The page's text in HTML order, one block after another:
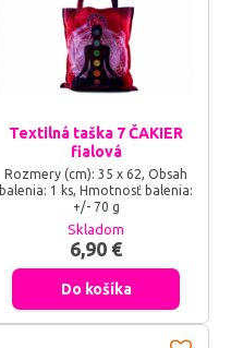
Textilná taška 7 ČAKIER
fialová
Rozmery (cm): 35 x 62, Obsah
balenia: 1 ks, Hmotnosť balenia:
+/- 70 g
Skladom
6,90 €
Do košíka